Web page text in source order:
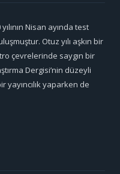
Nisan ayında test
Otuz yılı aşkın bir
çevrelerinde saygın bir
Dergisi’nin düzeyli
yayıncılık yaparken de